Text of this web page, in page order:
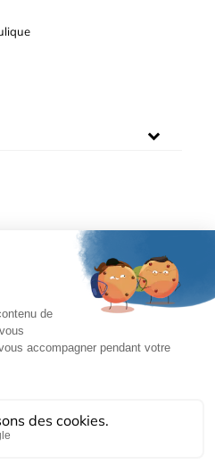
2026. Tous droits réservés